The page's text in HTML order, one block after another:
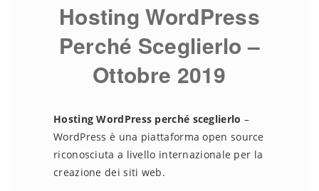
Hosting WordPress
Perché Sceglierlo –
Ottobre 2019
Hosting WordPress perché sceglierlo –
WordPress è una piattaforma open source
riconosciuta a livello internazionale per la
creazione dei siti web.